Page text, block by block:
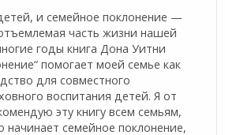
и семейное поклонение —
часть жизни нашей
годы книга Дона Уитни
помогает моей семье как
для совместного
воспитания детей. Я от
эту книгу всем семьям,
начинает семейное поклонение,